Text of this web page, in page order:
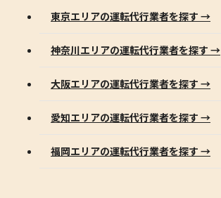
東京エリアの運転代行業者を探す →
神奈川エリアの運転代行業者を探す →
大阪エリアの運転代行業者を探す →
愛知エリアの運転代行業者を探す →
福岡エリアの運転代行業者を探す →